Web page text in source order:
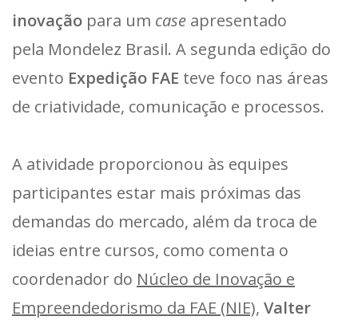
inovação para um case apresentado
pela Mondelez Brasil. A segunda edição do
evento Expedição FAE teve foco nas áreas
de criatividade, comunicação e processos.
A atividade proporcionou às equipes
participantes estar mais próximas das
demandas do mercado, além da troca de
ideias entre cursos, como comenta o
coordenador do Núcleo de Inovação e
Empreendedorismo da FAE (NIE), Valter